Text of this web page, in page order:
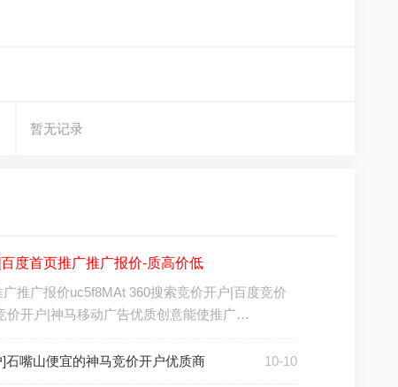
暂无记录
度首页推广推广报价-质高价低
推广报价uc5f8MAt 360搜索竞价开户|百度竞价
价开户|神马移动广告优质创意能使推广…
石嘴山便宜的神马竞价开户优质商 10-10